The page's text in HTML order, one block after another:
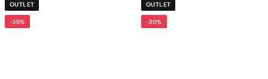
OUTLET
-35%
OUTLET
-30%